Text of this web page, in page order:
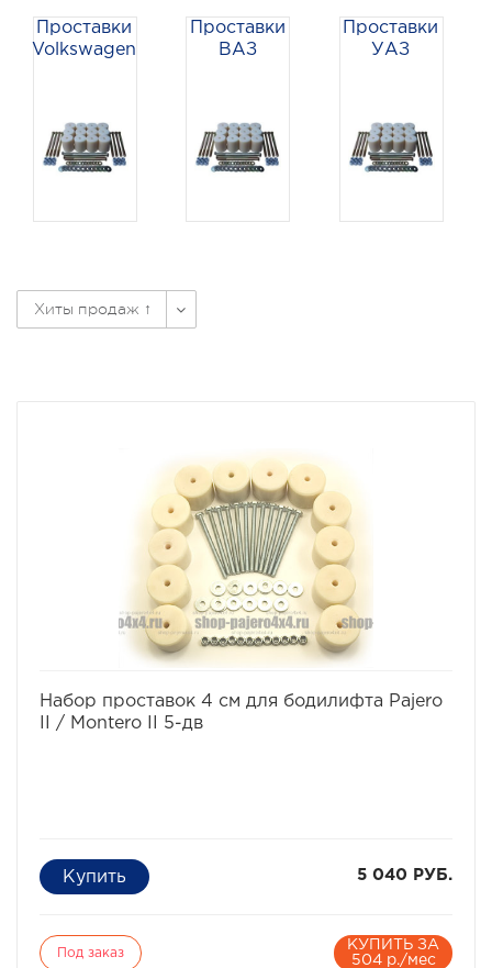
Проставки
Volkswagen
Проставки
ВАЗ
Проставки
УАЗ
Хиты продаж ↑
Набор проставок 4 см для бодилифта Pajero
II / Montero II 5-дв
5 040 РУБ.
Под заказ
КУПИТЬ ЗА
504 р./мес